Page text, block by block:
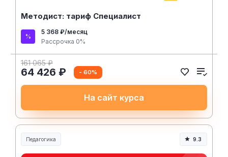
Методист: тариф Специалист
5 368 ₽/месяц
Рассрочка 0%
161 065 ₽
64 426 ₽ - 60%
На сайт курса
Педагогика
Образование и педагогика
9.3